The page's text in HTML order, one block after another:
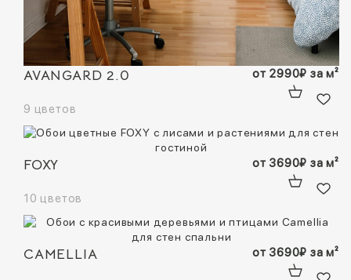
AVANGARD 2.0
9 цветов
от 2990₽ за м²
FOXY
10 цветов
от 3690₽ за м²
CAMELLIA от 3690₽ за м²